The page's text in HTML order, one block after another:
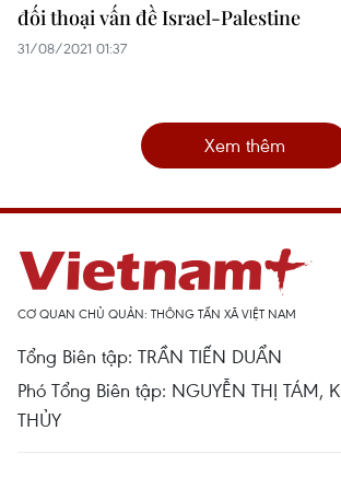
đối thoại vấn đề Israel-Palestine
31/08/2021 01:37
Xem thêm
CƠ QUAN CHỦ QUẢN: THÔNG TẤN XÃ VIỆT NAM
Tổng Biên tập: TRẦN TIẾN DUẨN
Phó Tổng Biên tập: NGUYỄN THỊ TÁM,
THỦY